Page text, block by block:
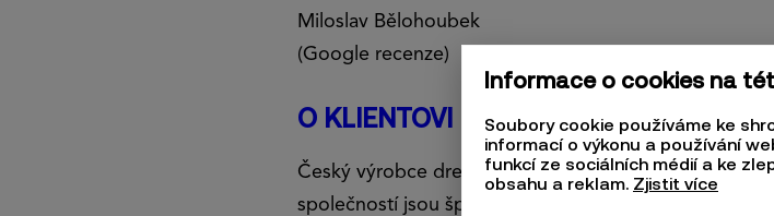
Informace o cookies na
Soubory cookie používáme ke
informací o výkonu a používání
funkcí ze sociálních médií a ke
obsahu a reklam. Zjistit více
Miloslav Bělohoubek
(Google recenze)
O KLIENTOVI
Český výrobce dresů a sportovního oblečení. Firma
společností jsou špičkové a využívají je jak